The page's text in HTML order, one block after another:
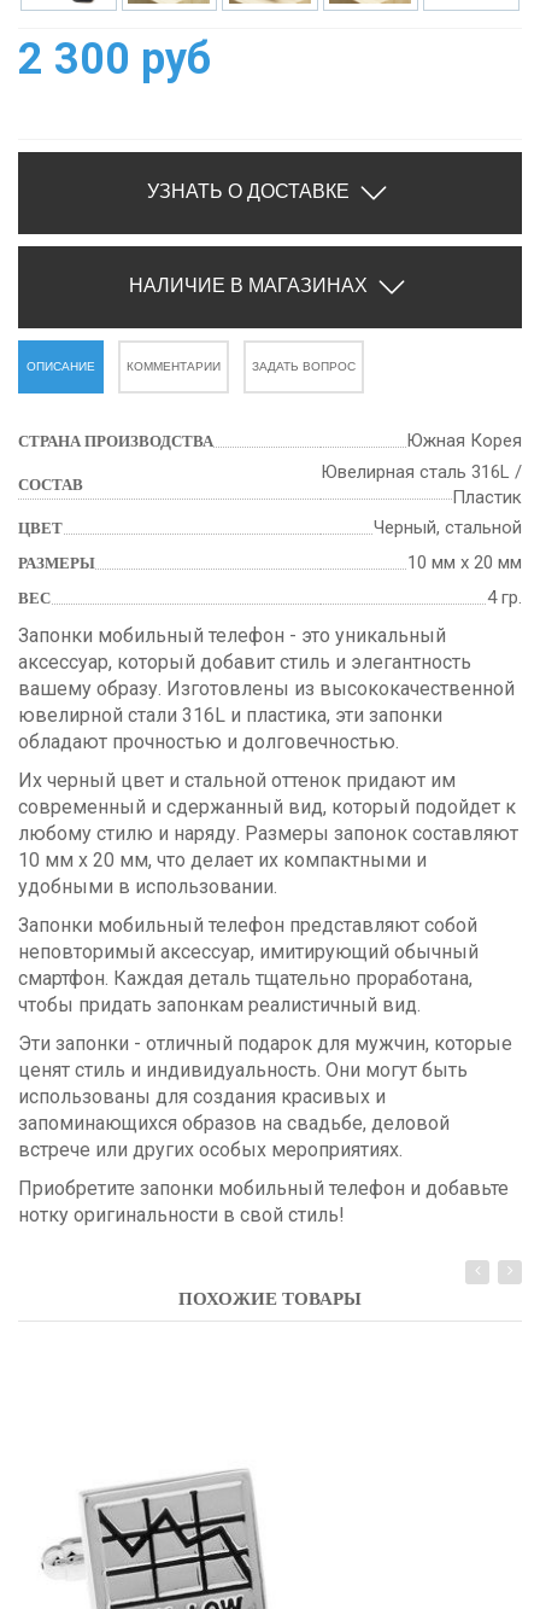
2 300 руб
УЗНАТЬ О ДОСТАВКЕ
НАЛИЧИЕ В МАГАЗИНАХ
ОПИСАНИЕ КОММЕНТАРИИ ЗАДАТЬ ВОПРОС
СТРАНА ПРОИЗВОДСТВА Южная Корея
СОСТАВ
Ювелирная сталь 316L /
Пластик
ЦВЕТ Черный, стальной
РАЗМЕРЫ 10 мм х 20 мм
ВЕС 4 гр.
Запонки мобильный телефон - это уникальный
аксессуар, который добавит стиль и элегантность
вашему образу. Изготовлены из высококачественной
ювелирной стали 316L и пластика, эти запонки
обладают прочностью и долговечностью.
Их черный цвет и стальной оттенок придают им
современный и сдержанный вид, который подойдет к
любому стилю и наряду. Размеры запонок составляют
10 мм х 20 мм, что делает их компактными и
удобными в использовании.
Запонки мобильный телефон представляют собой
неповторимый аксессуар, имитирующий обычный
смартфон. Каждая деталь тщательно проработана,
чтобы придать запонкам реалистичный вид.
Эти запонки - отличный подарок для мужчин, которые
ценят стиль и индивидуальность. Они могут быть
использованы для создания красивых и
запоминающихся образов на свадьбе, деловой
встрече или других особых мероприятиях.
Приобретите запонки мобильный телефон и добавьте
нотку оригинальности в свой стиль!
ПОХОЖИЕ ТОВАРЫ